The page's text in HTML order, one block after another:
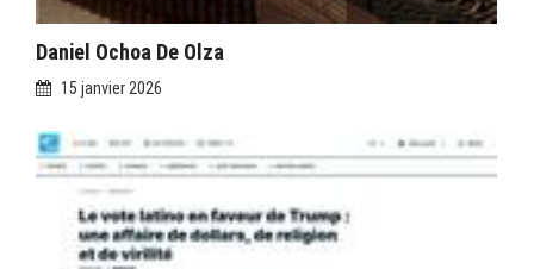
Daniel Ochoa De Olza
15 janvier 2026